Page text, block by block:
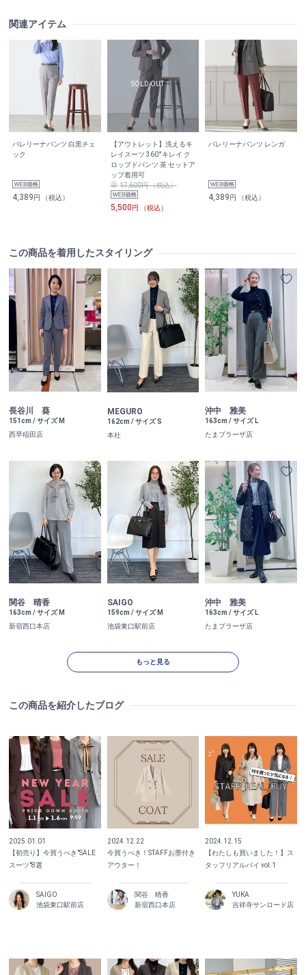
関連アイテム
バレリーナパンツ 白黒チェ
ック
4,389円 （税込）
【アウトレット】洗えるキ
レイスーツ 360°キレイ ク
ロップドパンツ 茶 セットア
ップ着用可
17,600円 （税込）
5,500円 （税込）
バレリーナパンツ レンガ
4,389円 （税込）
この商品を着用したスタイリング
長谷川 葵
151cm / サイズ M
西早稲田店
MEGURO
162cm / サイズ S
本社
沖中 雅美
163cm / サイズ L
たまプラーザ店
関谷 晴香
163cm / サイズ M
新宿西口本店
SAIGO
159cm / サイズ M
池袋東口駅前店
沖中 雅美
163cm / サイズ L
たまプラーザ店
もっと見る
この商品を紹介したブログ
2025.01.01
【初売り】今買うべき"SALE
スーツ"8選
SAIGO
池袋東口駅前店
2024.12.22
今買うべき！STAFFお墨付き
アウター！
関谷 晴香
新宿西口本店
2024.12.15
【わたしも買いました！】ス
タッフリアルバイ vol.1
YUKA
吉祥寺サンロード店